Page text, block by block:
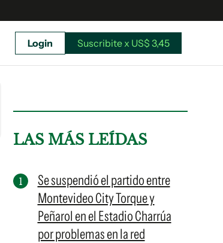
Login Suscribite x US$ 3,45
LAS MÁS LEÍDAS
Se suspendió el partido entre
Montevideo City Torque y
Peñarol en el Estadio Charrúa
por problemas en la red